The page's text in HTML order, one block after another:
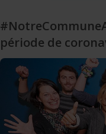
période de